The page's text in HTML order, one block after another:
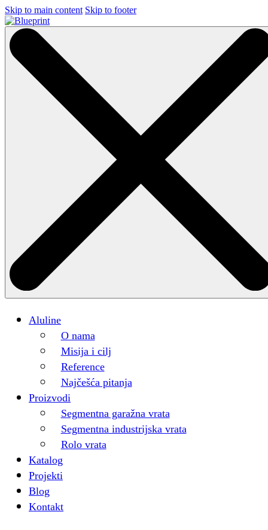
Skip to main content Skip to footer
Aluline
O nama
Misija i cilj
Reference
Najčešća pitanja
Proizvodi
Segmentna garažna vrata
Segmentna industrijska vrata
Rolo vrata
Katalog
Projekti
Blog
Kontakt